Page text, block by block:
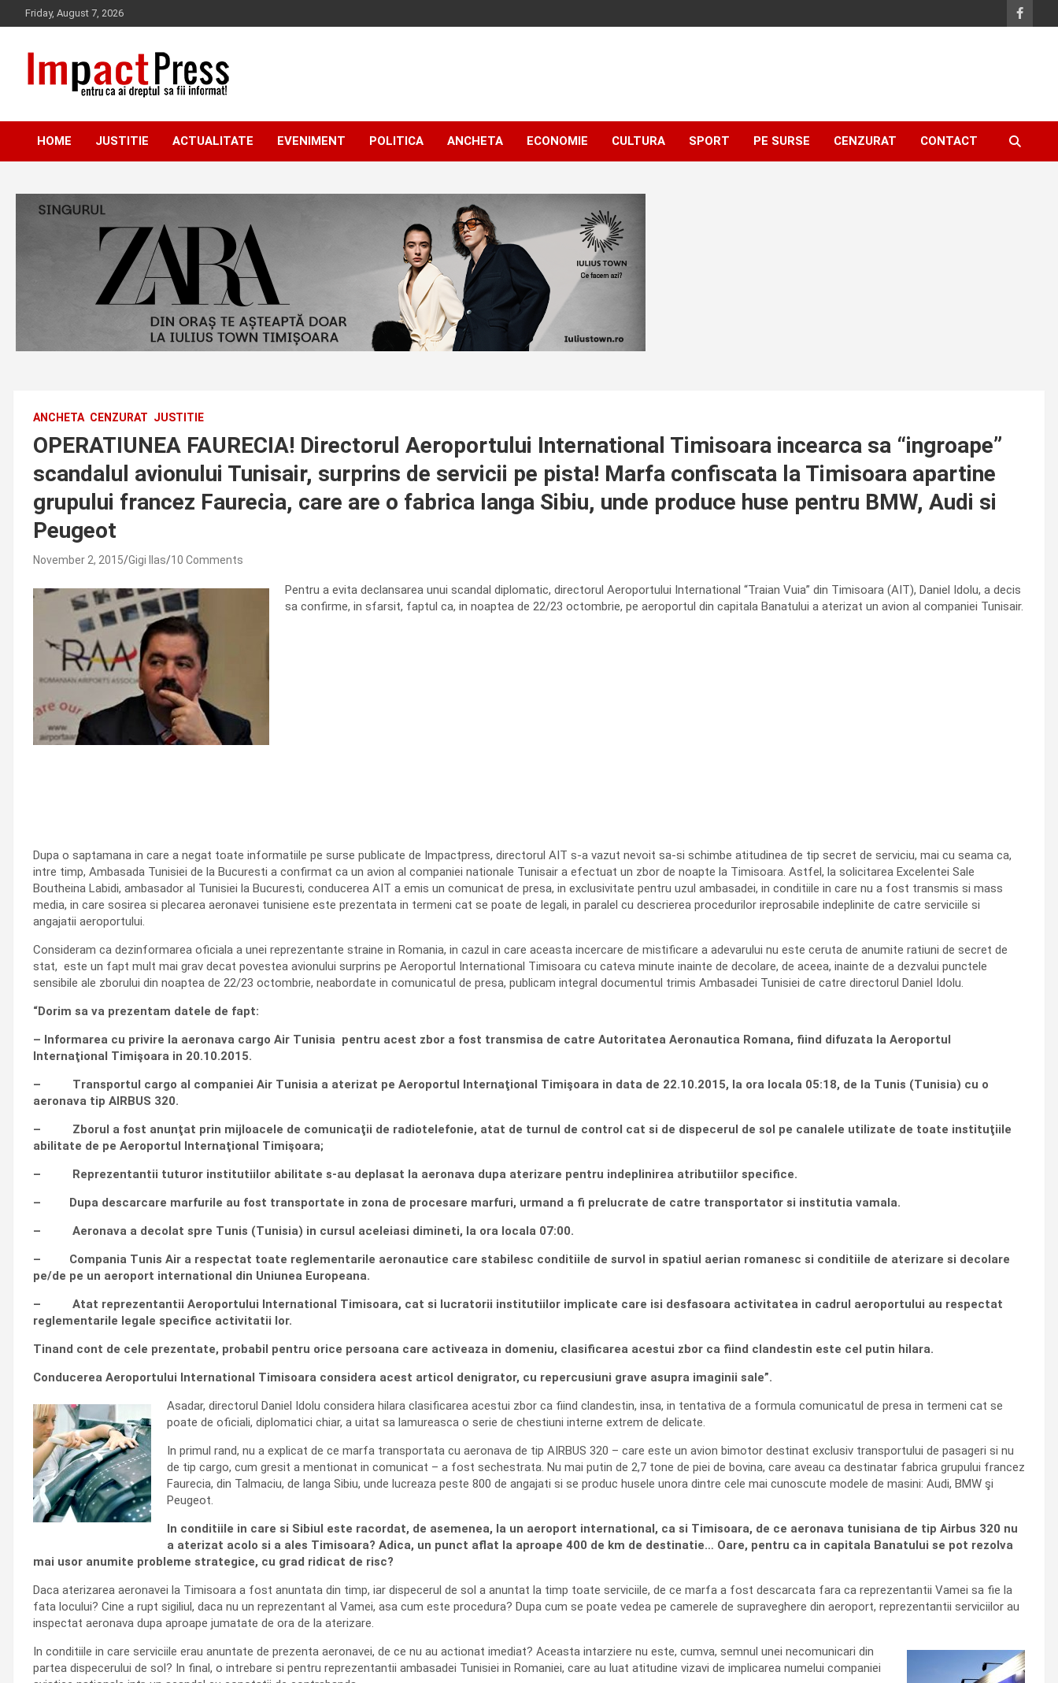
to
Friday, August 7, 2026
IMPACTPRESS
HOME JUSTITIE ACTUALITATE EVENIMENT POLITICA ANCHETA ECONOMIE CULTURA SPORT PE SURSE CENZURAT CONTACT
ANCHETA CENZURAT JUSTITIE
OPERATIUNEA FAURECIA! Directorul Aeroportului International Timisoara incearca sa “ingroape”
scandalul avionului Tunisair, surprins de servicii pe pista! Marfa confiscata la Timisoara apartine
grupului francez Faurecia, care are o fabrica langa Sibiu, unde produce huse pentru BMW, Audi si
Peugeot
November 2, 2015 Gigi Ilas 10 Comments
Pentru a evita declansarea unui scandal diplomatic, directorul Aeroportului International “Traian Vuia” din Timisoara (AIT), Daniel Idolu, a decis
sa confirme, in sfarsit, faptul ca, in noaptea de 22/23 octombrie, pe aeroportul din capitala Banatului a aterizat un avion al companiei Tunisair.
Dupa o saptamana in care a negat toate informatiile pe surse publicate de Impactpress, directorul AIT s-a vazut nevoit sa-si schimbe atitudinea de tip secret de serviciu, mai cu seama ca,
intre timp, Ambasada Tunisiei de la Bucuresti a confirmat ca un avion al companiei nationale Tunisair a efectuat un zbor de noapte la Timisoara. Astfel, la solicitarea Excelentei Sale
Boutheina Labidi, ambasador al Tunisiei la Bucuresti, conducerea AIT a emis un comunicat de presa, in exclusivitate pentru uzul ambasadei, in conditiile in care nu a fost transmis si mass
media, in care sosirea si plecarea aeronavei tunisiene este prezentata in termeni cat se poate de legali, in paralel cu descrierea procedurilor ireprosabile indeplinite de catre serviciile si
angajatii aeroportului.
Consideram ca dezinformarea oficiala a unei reprezentante straine in Romania, in cazul in care aceasta incercare de mistificare a adevarului nu este ceruta de anumite ratiuni de secret de
stat, este un fapt mult mai grav decat povestea avionului surprins pe Aeroportul International Timisoara cu cateva minute inainte de decolare, de aceea, inainte de a dezvalui punctele
sensibile ale zborului din noaptea de 22/23 octombrie, neabordate in comunicatul de presa, publicam integral documentul trimis Ambasadei Tunisiei de catre directorul Daniel Idolu.
“Dorim sa va prezentam datele de fapt:
– Informarea cu privire la aeronava cargo Air Tunisia pentru acest zbor a fost transmisa de catre Autoritatea Aeronautica Romana, fiind difuzata la Aeroportul
Internaţional Timişoara in 20.10.2015.
– Transportul cargo al companiei Air Tunisia a aterizat pe Aeroportul Internaţional Timişoara in data de 22.10.2015, la ora locala 05:18, de la Tunis (Tunisia) cu o
aeronava tip AIRBUS 320.
– Zborul a fost anunţat prin mijloacele de comunicaţii de radiotelefonie, atat de turnul de control cat si de dispecerul de sol pe canalele utilizate de toate instituţiile
abilitate de pe Aeroportul Internaţional Timişoara;
– Reprezentantii tuturor institutiilor abilitate s-au deplasat la aeronava dupa aterizare pentru indeplinirea atributiilor specifice.
– Dupa descarcare marfurile au fost transportate in zona de procesare marfuri, urmand a fi prelucrate de catre transportator si institutia vamala.
– Aeronava a decolat spre Tunis (Tunisia) in cursul aceleiasi dimineti, la ora locala 07:00.
– Compania Tunis Air a respectat toate reglementarile aeronautice care stabilesc conditiile de survol in spatiul aerian romanesc si conditiile de aterizare si decolare
pe/de pe un aeroport international din Uniunea Europeana.
– Atat reprezentantii Aeroportului International Timisoara, cat si lucratorii institutiilor implicate care isi desfasoara activitatea in cadrul aeroportului au respectat
reglementarile legale specifice activitatii lor.
Tinand cont de cele prezentate, probabil pentru orice persoana care activeaza in domeniu, clasificarea acestui zbor ca fiind clandestin este cel putin hilara.
Conducerea Aeroportului International Timisoara considera acest articol denigrator, cu repercusiuni grave asupra imaginii sale”.
Asadar, directorul Daniel Idolu considera hilara clasificarea acestui zbor ca fiind clandestin, insa, in tentativa de a formula comunicatul de presa in termeni cat se
poate de oficiali, diplomatici chiar, a uitat sa lamureasca o serie de chestiuni interne extrem de delicate.
In primul rand, nu a explicat de ce marfa transportata cu aeronava de tip AIRBUS 320 – care este un avion bimotor destinat exclusiv transportului de pasageri si nu
de tip cargo, cum gresit a mentionat in comunicat – a fost sechestrata. Nu mai putin de 2,7 tone de piei de bovina, care aveau ca destinatar fabrica grupului francez
Faurecia, din Talmaciu, de langa Sibiu, unde lucreaza peste 800 de angajati si se produc husele unora dintre cele mai cunoscute modele de masini: Audi, BMW şi
Peugeot.
In conditiile in care si Sibiul este racordat, de asemenea, la un aeroport international, ca si Timisoara, de ce aeronava tunisiana de tip Airbus 320 nu
a aterizat acolo si a ales Timisoara? Adica, un punct aflat la aproape 400 de km de destinatie… Oare, pentru ca in capitala Banatului se pot rezolva
mai usor anumite probleme strategice, cu grad ridicat de risc?
Daca aterizarea aeronavei la Timisoara a fost anuntata din timp, iar dispecerul de sol a anuntat la timp toate serviciile, de ce marfa a fost descarcata fara ca reprezentantii Vamei sa fie la
fata locului? Cine a rupt sigiliul, daca nu un reprezentant al Vamei, asa cum este procedura? Dupa cum se poate vedea pe camerele de supraveghere din aeroport, reprezentantii serviciilor au
inspectat aeronava dupa aproape jumatate de ora de la aterizare.
In conditiile in care serviciile erau anuntate de prezenta aeronavei, de ce nu au actionat imediat? Aceasta intarziere nu este, cumva, semnul unei necomunicari din
partea dispecerului de sol? In final, o intrebare si pentru reprezentantii ambasadei Tunisiei in Romaniei, care au luat atitudine vizavi de implicarea numelui companiei